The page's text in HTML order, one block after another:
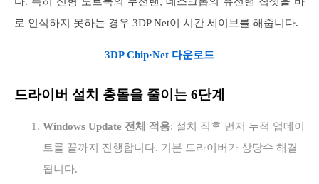
로 인식하지 못하는 경우 3DP Net이 시간 세이브를 해줍니다.
3DP Chip·Net 다운로드
드라이버 설치 충돌을 줄이는 6단계
Windows Update 전체 적용: 설치 직후 먼저 누적 업데이
트를 끝까지 진행합니다. 기본 드라이버가 상당수 해결
됩니다.